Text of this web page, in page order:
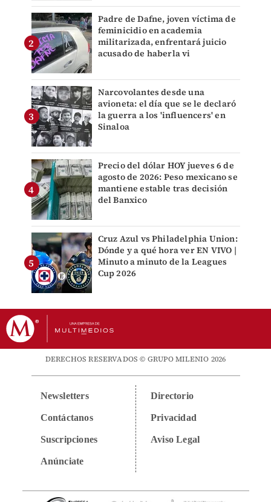
Padre de Dafne, joven víctima de
feminicidio en academia
militarizada, enfrentará juicio
acusado de haberla vi
Narcovolantes desde una
avioneta: el día que se le declaró
la guerra a los 'influencers' en
Sinaloa
Precio del dólar HOY jueves 6 de
agosto de 2026: Peso mexicano se
mantiene estable tras decisión
del Banxico
Cruz Azul vs Philadelphia Union:
Dónde y a qué hora ver EN VIVO |
Minuto a minuto de la Leagues
Cup 2026
DERECHOS RESERVADOS © GRUPO MILENIO 2026
Newsletters
Contáctanos
Suscripciones
Anúnciate
Directorio
Privacidad
Aviso Legal